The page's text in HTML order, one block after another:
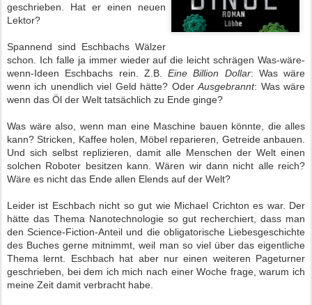
geschrieben. Hat er einen neuen
Lektor?
Spannend sind Eschbachs Wälzer
schon. Ich falle ja immer wieder auf die leicht schrägen Was-wäre-
wenn-Ideen Eschbachs rein. Z.B. Eine Billion Dollar: Was wäre
wenn ich unendlich viel Geld hätte? OderAusgebrannt: Was wäre
wenn das Öl der Welt tatsächlich zu Ende ginge?
Was wäre also, wenn man eine Maschine bauen könnte, die alles
kann? Stricken, Kaffee holen, Möbel reparieren, Getreide anbauen.
Und sich selbst replizieren, damit alle Menschen der Welt einen
solchen Roboter besitzen kann. Wären wir dann nicht alle reich?
Wäre es nicht das Ende allen Elends auf der Welt?
Leider ist Eschbach nicht so gut wie Michael Crichton es war. Der
hätte das Thema Nanotechnologie so gut recherchiert, dass man
den Science-Fiction-Anteil und die obligatorische Liebesgeschichte
des Buches gerne mitnimmt, weil man so viel über das eigentliche
Thema lernt. Eschbach hat aber nur einen weiteren Pageturner
geschrieben, bei dem ich mich nach einer Woche frage, warum ich
meine Zeit damit verbracht habe.